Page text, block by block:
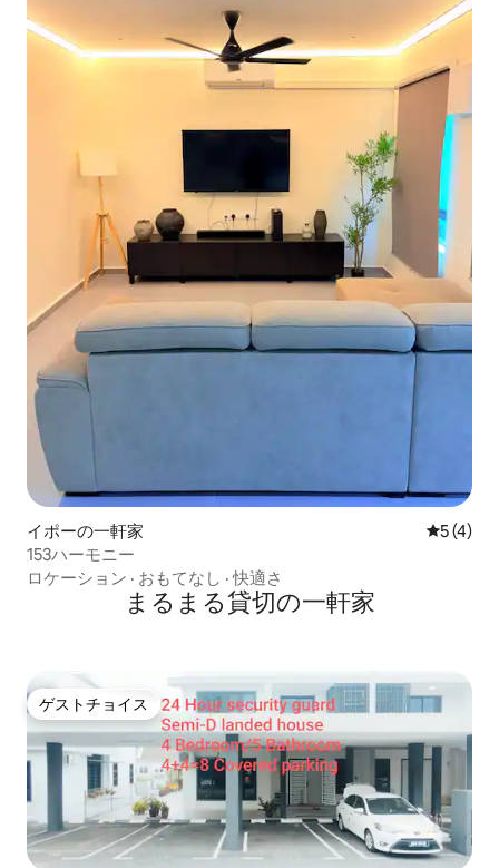
イポーの一軒家 レビュー
5 (4)
153ハーモニー
ロケーション · おもてなし ·快適さ
まるまる貸切の一軒家
ゲストチョイス
ゲストチョイス